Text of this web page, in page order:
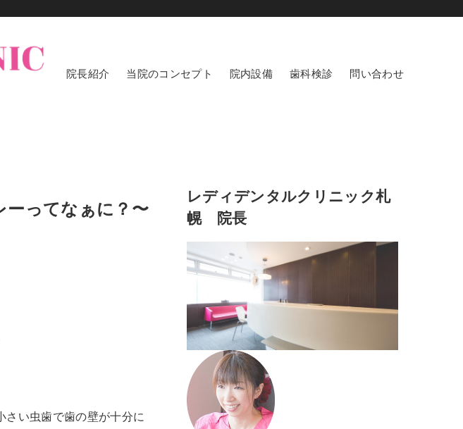
院長紹介 当院のコンセプト 院内設備 歯科検診 問い合わせ
ーってなぁに？〜
さい虫歯で歯の壁が十分に
レディデンタルクリニック札
幌 院長